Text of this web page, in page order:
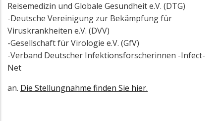
Reisemedizin und Globale Gesundheit e.V. (DTG)
-Deutsche Vereinigung zur Bekämpfung für
Viruskrankheiten e.V. (DVV)
-Gesellschaft für Virologie e.V. (GfV)
-Verband Deutscher Infektionsforscherinnen -Infect-
Net
an. Die Stellungnahme finden Sie hier.